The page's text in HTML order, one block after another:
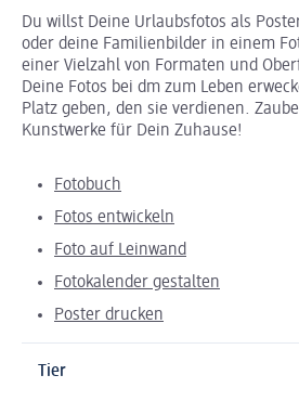
Du willst Deine Urlaubsfotos als
oder deine Familienbilder in einem
einer Vielzahl von Formaten und
Deine Fotos bei dm zum Leben
Platz geben, den sie verdienen.
Kunstwerke für Dein Zuhause!
Fotobuch
Fotos entwickeln
Foto auf Leinwand
Fotokalender gestalten
Poster drucken
Tier